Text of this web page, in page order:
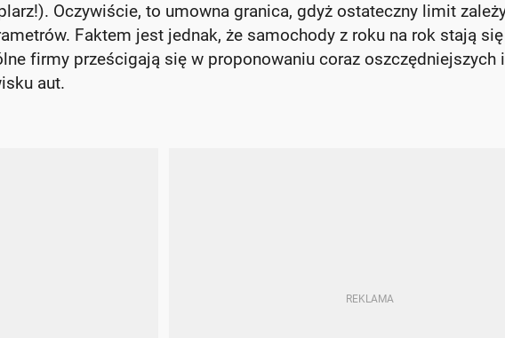
Oczywiście, to umowna granica, gdyż ostateczny limit
Faktem jest jednak, że samochody z roku na rok stają się
firmy prześcigają się w proponowaniu coraz oszczędniejszych i
aut.